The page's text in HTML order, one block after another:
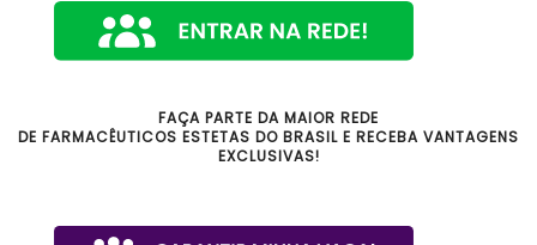
FAÇA PARTE DA MAIOR REDE
DE FARMACÊUTICOS ESTETAS DO BRASIL E RECEBA VANTAGENS
EXCLUSIVAS!